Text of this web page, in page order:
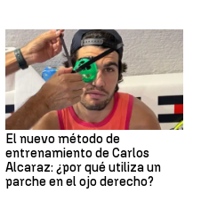
El nuevo método de
entrenamiento de Carlos
Alcaraz: ¿por qué utiliza un
parche en el ojo derecho?